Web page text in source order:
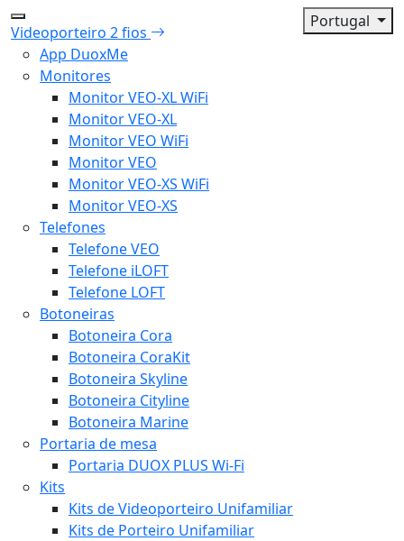
Portugal
Videoporteiro 2 fios
App DuoxMe
Monitores
Monitor VEO-XL WiFi
Monitor VEO-XL
Monitor VEO WiFi
Monitor VEO
Monitor VEO-XS WiFi
Monitor VEO-XS
Telefones
Telefone VEO
Telefone iLOFT
Telefone LOFT
Botoneiras
Botoneira Cora
Botoneira CoraKit
Botoneira Skyline
Botoneira Cityline
Botoneira Marine
Portaria de mesa
Portaria DUOX PLUS Wi-Fi
Kits
Kits de Videoporteiro Unifamiliar
Kits de Porteiro Unifamiliar